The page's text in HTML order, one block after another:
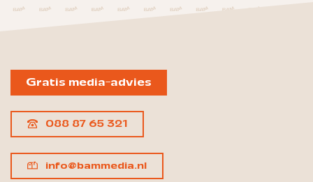
Gratis media-advies
088 87 65 321
info@bammedia.nl